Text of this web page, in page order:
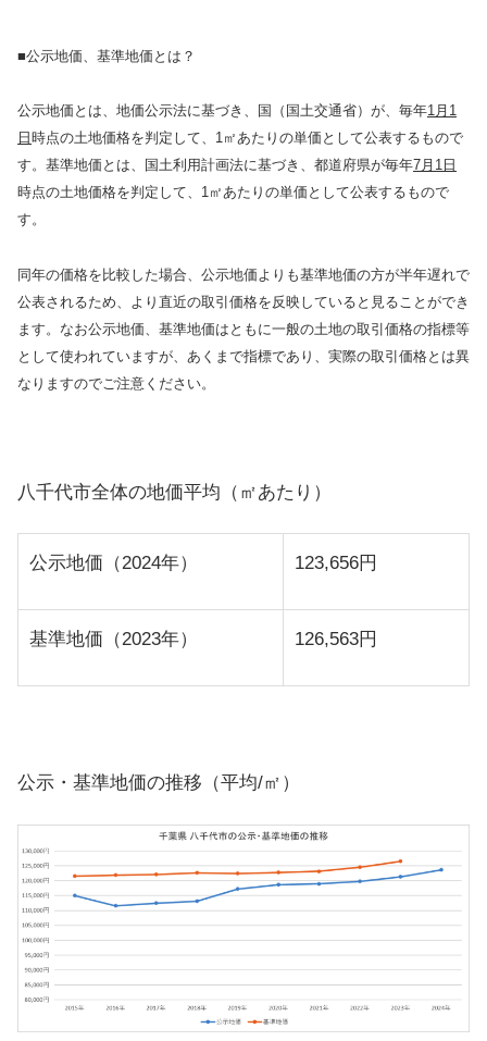
■公示地価、基準地価とは？
公示地価とは、地価公示法に基づき、国（国土交通省）が、毎年1月1
日 時点の土地価格を判定して、1㎡あたりの単価として公表するもので
す。基準地価とは、国土利用計画法に基づき、都道府県が毎年7月1日
時点の土地価格を判定して、1㎡あたりの単価として公表するもので
す。
同年の価格を比較した場合、公示地価よりも基準地価の方が半年遅れで
公表されるため、より直近の取引価格を反映していると見ることができ
ます。なお公示地価、基準地価はともに一般の土地の取引価格の指標等
として使われていますが、あくまで指標であり、実際の取引価格とは異
なりますのでご注意ください。
八千代市全体の地価平均（㎡あたり）
公示地価（2024年） 123,656円
基準地価（2023年） 126,563円
公示・基準地価の推移（平均/㎡）